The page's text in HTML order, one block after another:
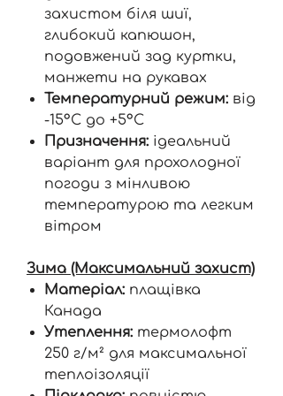
захистом біля шиї,
глибокий капюшон,
подовжений зад куртки,
манжети на рукавах
Температурний режим: від
-15°C до +5°C
Призначення: ідеальний
варіант для прохолодної
погоди з мінливою
температурою та легким
вітром
Зима (Максимальний захист)
Матеріал: плащівка
Канада
Утеплення: термолофт
250 г/м² для максимальної
теплоізоляції